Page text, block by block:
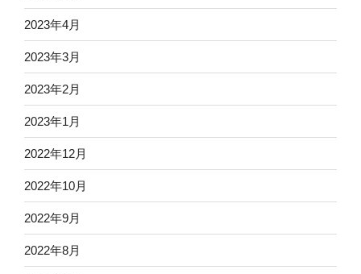
2023年4月
2023年3月
2023年2月
2023年1月
2022年12月
2022年10月
2022年9月
2022年8月